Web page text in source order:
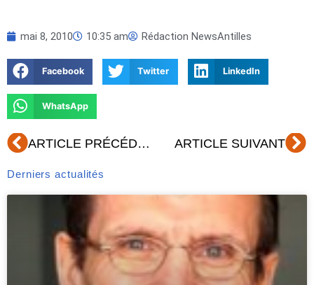
mai 8, 2010 10:35 am Rédaction NewsAntilles
Facebook Twitter LinkedIn
WhatsApp
Précédent ARTICLE PRÉCÉDENT ARTICLE SUIVANT
Derniers actualités